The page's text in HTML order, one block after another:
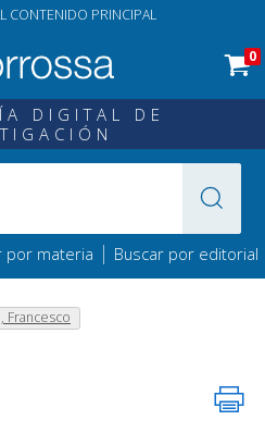
CONTENIDO PRINCIPAL
0
DIGITAL DE
por materia | Buscar por editorial
Francesco